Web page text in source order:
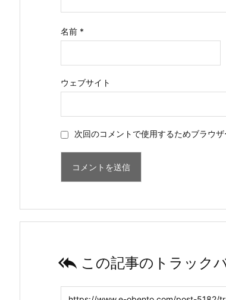
名前 *
ウェブサイト
次回のコメントで使用するためブラウ
 この記事のトラック